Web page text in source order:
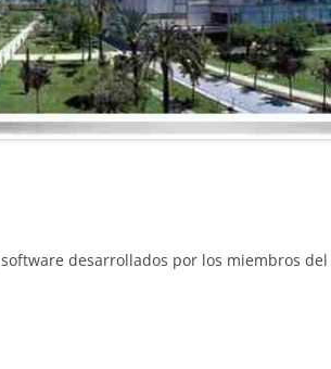
desarrollados por los miembros del